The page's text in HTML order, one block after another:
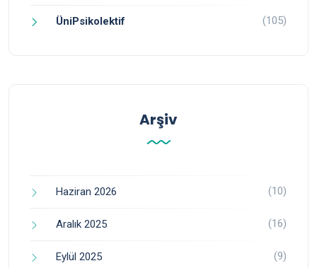
ÜniPsikolektif (105)
Arşiv
Haziran 2026 (10)
Aralık 2025 (16)
Eylül 2025 (9)